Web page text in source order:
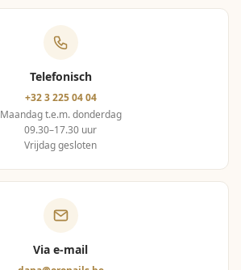
Telefonisch
+32 3 225 04 04
Maandag t.e.m. donderdag
09.30–17.30 uur
Vrijdag gesloten
Via e-mail